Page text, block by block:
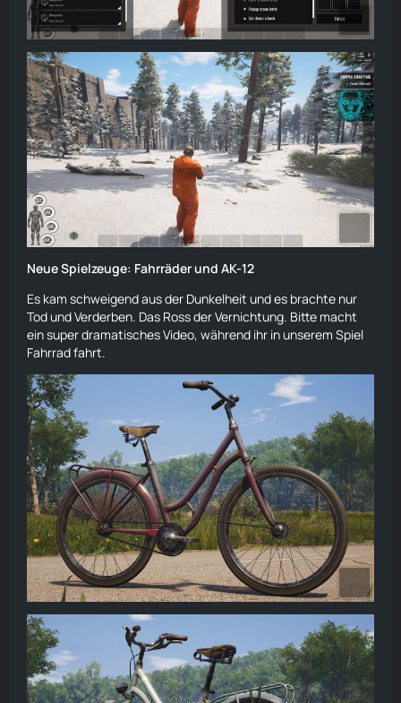
Neue Spielzeuge: Fahrräderund AK-12
Es kam schweigend aus der Dunkelheit und es brachte nur
Tod und Verderben. Das Ross der Vernichtung. Bitte macht
ein super dramatisches Video, während ihr in unserem Spiel
Fahrrad fahrt.